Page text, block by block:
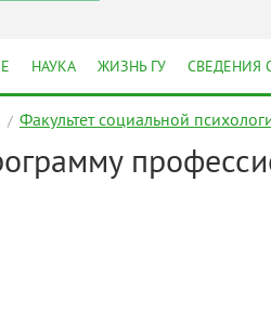
НАУКА ЖИЗНЬ ГУ СВЕДЕНИЯ
Факультет социальной